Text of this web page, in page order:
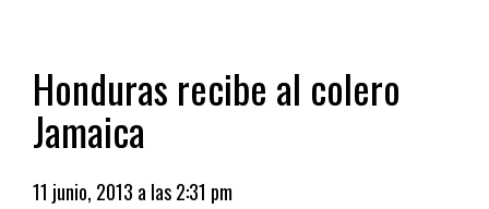
Honduras recibe al colero
Jamaica
11 junio, 2013 a las 2:31 pm